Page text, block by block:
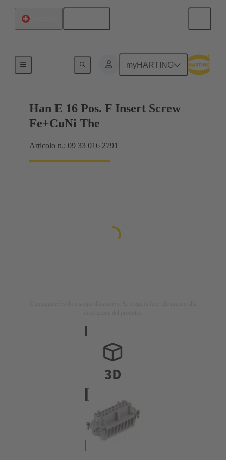
myHARTING
Correnti fino a 16 A
Han E 16 Pos. F Insert Screw
Fe+CuNi The
Articolo n.: 09 33 016 2791